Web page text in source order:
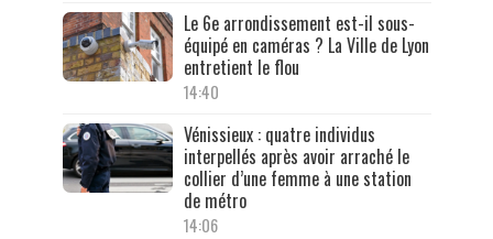
Le 6e arrondissement est-il sous-
équipé en caméras ? La Ville de Lyon
entretient le flou
14:40
Vénissieux : quatre individus
interpellés après avoir arraché le
collier d’une femme à une station
de métro
14:06